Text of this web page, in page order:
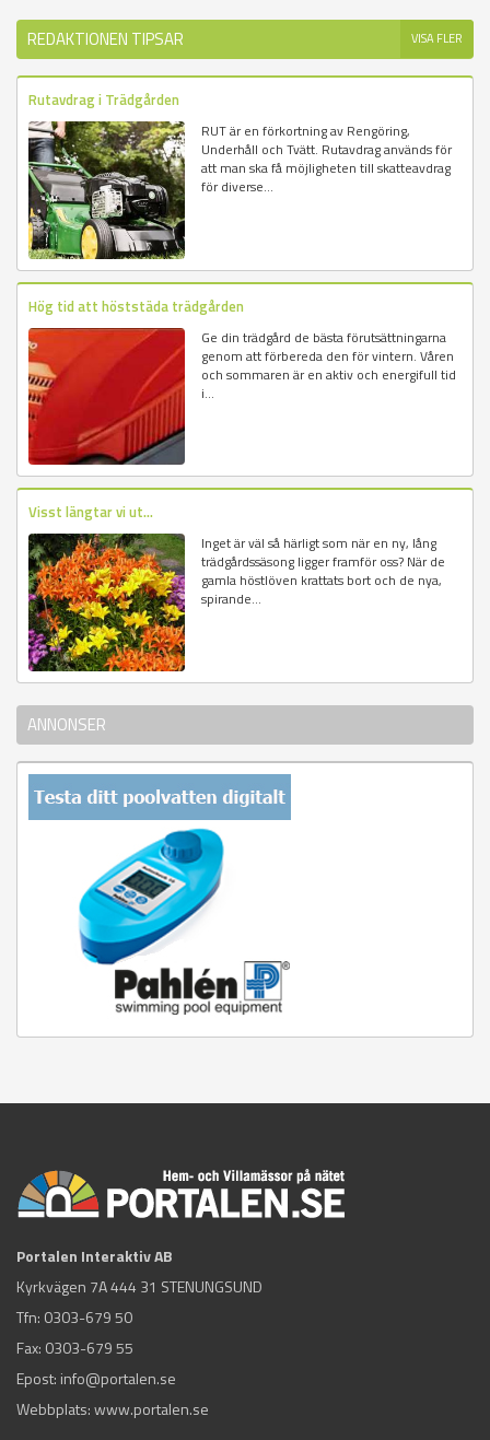
REDAKTIONEN TIPSAR VISA FLER
Rutavdrag i Trädgården
RUT är en förkortning av Rengöring,
Underhåll och Tvätt. Rutavdrag används för
att man ska få möjligheten till skatteavdrag
för diverse...
Hög tid att höststäda trädgården
Ge din trädgård de bästa förutsättningarna
genom att förbereda den för vintern. Våren
och sommaren är en aktiv och energifull tid
i...
Visst längtar vi ut...
Inget är väl så härligt som när en ny, lång
trädgårdssäsong ligger framför oss? När de
gamla höstlöven krattats bort och de nya,
spirande...
ANNONSER
Portalen Interaktiv AB
Kyrkvägen 7A 444 31 STENUNGSUND
Tfn: 0303-679 50
Fax: 0303-679 55
Epost: info@portalen.se
Webbplats: www.portalen.se